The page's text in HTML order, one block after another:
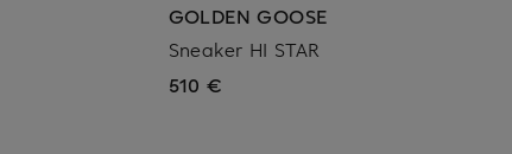
GOLDEN GOOSE
Sneaker HI STAR
510 €